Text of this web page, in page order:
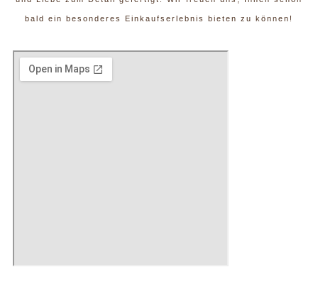
bald ein besonderes Einkaufserlebnis bieten zu können!